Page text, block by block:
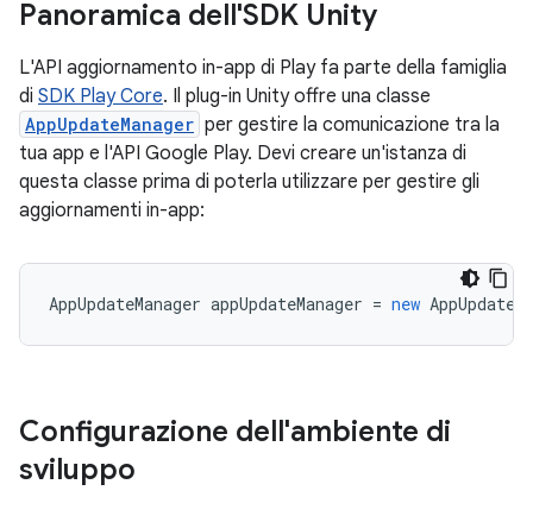
Panoramica dell'SDK Unity
L'API aggiornamento in-app di Play fa parte della famiglia
di SDK Play Core. Il plug-in Unity offre una classe
AppUpdateManager per gestire la comunicazione tra la
tua app e l'API Google Play. Devi creare un'istanza di
questa classe prima di poterla utilizzare per gestire gli
aggiornamenti in-app:
AppUpdateManager appUpdateManager = new
Configurazione dell'ambiente di
sviluppo